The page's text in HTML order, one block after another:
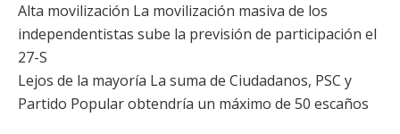
Alta movilización La movilización masiva de los
independentistas sube la previsión de participación el
27-S
Lejos de la mayoría La suma de Ciudadanos, PSC y
Partido Popular obtendría un máximo de 50 escaños